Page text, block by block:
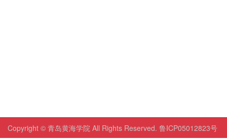
Copyright © 青岛黄海学院 All Rights Reserved. 鲁ICP05012823号